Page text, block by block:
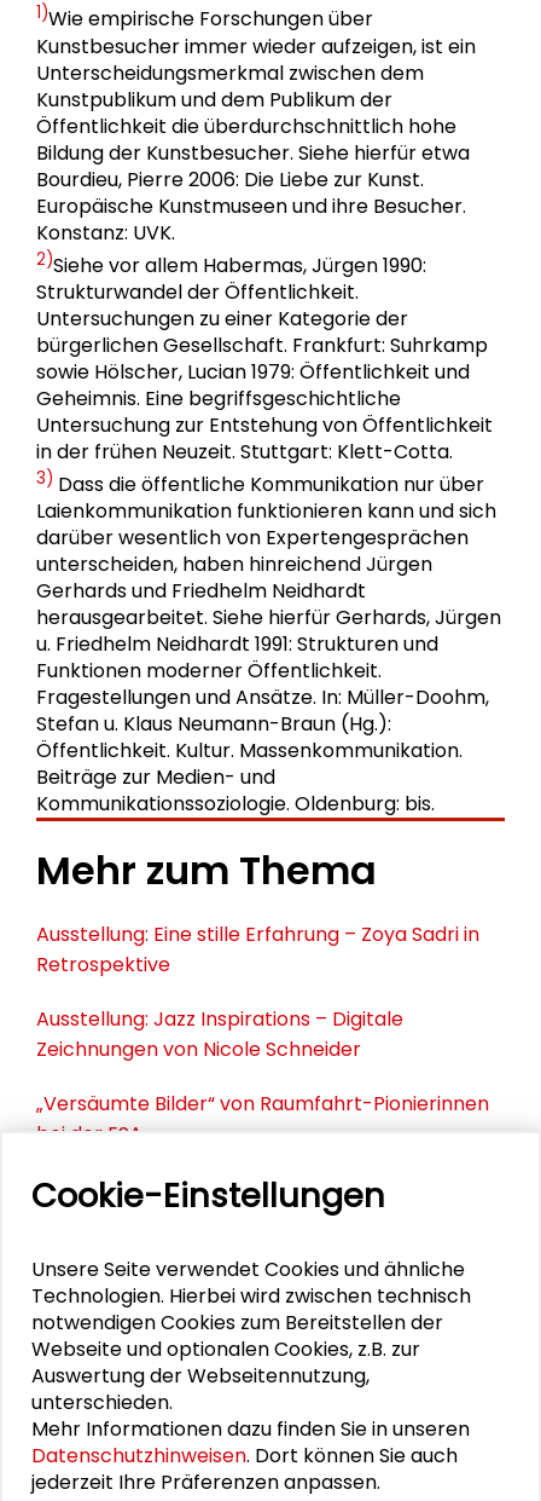
1)Wie empirische Forschungen über
Kunstbesucher immer wieder aufzeigen, ist ein
Unterscheidungsmerkmal zwischen dem
Kunstpublikum und dem Publikum der
Öffentlichkeit die überdurchschnittlich hohe
Bildung der Kunstbesucher. Siehe hierfür etwa
Bourdieu, Pierre 2006: Die Liebe zur Kunst.
Europäische Kunstmuseen und ihre Besucher.
Konstanz: UVK.
2)Siehe vor allem Habermas, Jürgen 1990:
Strukturwandel der Öffentlichkeit.
Untersuchungen zu einer Kategorie der
bürgerlichen Gesellschaft. Frankfurt: Suhrkamp
sowie Hölscher, Lucian 1979: Öffentlichkeit und
Geheimnis. Eine begriffsgeschichtliche
Untersuchung zur Entstehung von Öffentlichkeit
in der frühen Neuzeit. Stuttgart: Klett-Cotta.
3) Dass die öffentliche Kommunikation nur über
Laienkommunikation funktionieren kann und sich
darüber wesentlich von Expertengesprächen
unterscheiden, haben hinreichend Jürgen
Gerhards und Friedhelm Neidhardt
herausgearbeitet. Siehe hierfür Gerhards, Jürgen
u. Friedhelm Neidhardt 1991: Strukturen und
Funktionen moderner Öffentlichkeit.
Fragestellungen und Ansätze. In: Müller-Doohm,
Stefan u. Klaus Neumann-Braun (Hg.):
Öffentlichkeit. Kultur. Massenkommunikation.
Beiträge zur Medien- und
Kommunikationssoziologie. Oldenburg: bis.
Mehr zum Thema
Ausstellung: Eine stille Erfahrung – Zoya Sadri in
Retrospektive
Ausstellung: Jazz Inspirations – Digitale
Zeichnungen von Nicole Schneider
„Versäumte Bilder“ von Raumfahrt-Pionierinnen
bei der ESA
"Versäumte Bilder": Lebenszeichen aus
Öffnungszeiten "Versäumte Bilder"
PERSONEN IM KONTEXT
Christian Steuerwald
Cookie-Einstellungen
Unsere Seite verwendet Cookies und ähnliche
Technologien. Hierbei wird zwischen technisch
notwendigen Cookies zum Bereitstellen der
Webseite und optionalen Cookies, z.B. zur
Auswertung der Webseitennutzung,
unterschieden.
Mehr Informationen dazu finden Sie in unseren
Datenschutzhinweisen. Dort können Sie auch
jederzeit Ihre Präferenzen anpassen.